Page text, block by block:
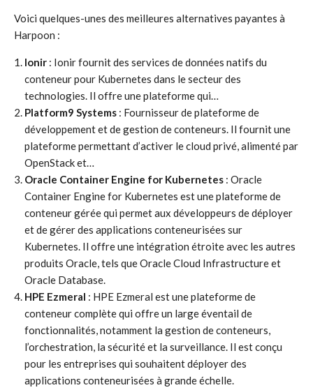
Voici quelques-unes des meilleures alternatives payantes à
Harpoon :
Ionir : Ionir fournit des services de données natifs du
conteneur pour Kubernetes dans le secteur des
technologies. Il offre une plateforme qui…
Platform9 Systems : Fournisseur de plateforme de
développement et de gestion de conteneurs. Il fournit une
plateforme permettant d’activer le cloud privé, alimenté par
OpenStack et…
Oracle Container Engine for Kubernetes : Oracle
Container Engine for Kubernetes est une plateforme de
conteneur gérée qui permet aux développeurs de déployer
et de gérer des applications conteneurisées sur
Kubernetes. Il offre une intégration étroite avec les autres
produits Oracle, tels que Oracle Cloud Infrastructure et
Oracle Database.
HPE Ezmeral : HPE Ezmeral est une plateforme de
conteneur complète qui offre un large éventail de
fonctionnalités, notamment la gestion de conteneurs,
l’orchestration, la sécurité et la surveillance. Il est conçu
pour les entreprises qui souhaitent déployer des
applications conteneurisées à grande échelle.